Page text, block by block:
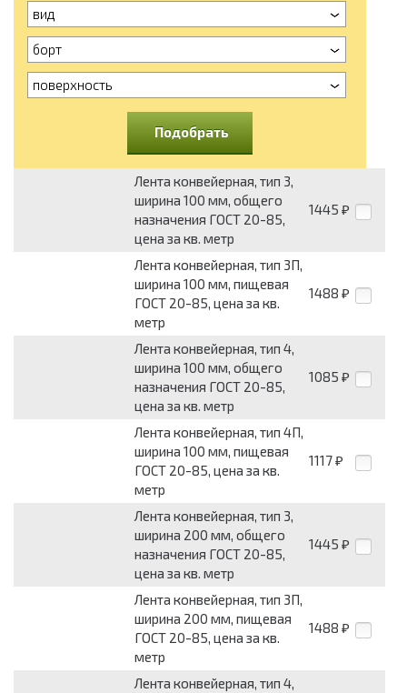
вид
борт
поверхность
Подобрать
Лента конвейерная, тип 3,
ширина 100 мм, общего
назначения ГОСТ 20-85,
цена за кв. метр
1445 ₽
Лента конвейерная, тип 3П,
ширина 100 мм, пищевая
ГОСТ 20-85, цена за кв.
метр
1488 ₽
Лента конвейерная, тип 4,
ширина 100 мм, общего
назначения ГОСТ 20-85,
цена за кв. метр
1085 ₽
Лента конвейерная, тип 4П,
ширина 100 мм, пищевая
ГОСТ 20-85, цена за кв.
метр
1117 ₽
Лента конвейерная, тип 3,
ширина 200 мм, общего
назначения ГОСТ 20-85,
цена за кв. метр
1445 ₽
Лента конвейерная, тип 3П,
ширина 200 мм, пищевая
ГОСТ 20-85, цена за кв.
метр
1488 ₽
Лента конвейерная, тип 4,